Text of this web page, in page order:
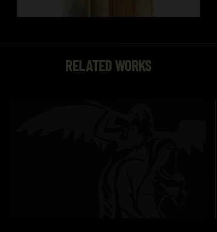
RELATED WORKS